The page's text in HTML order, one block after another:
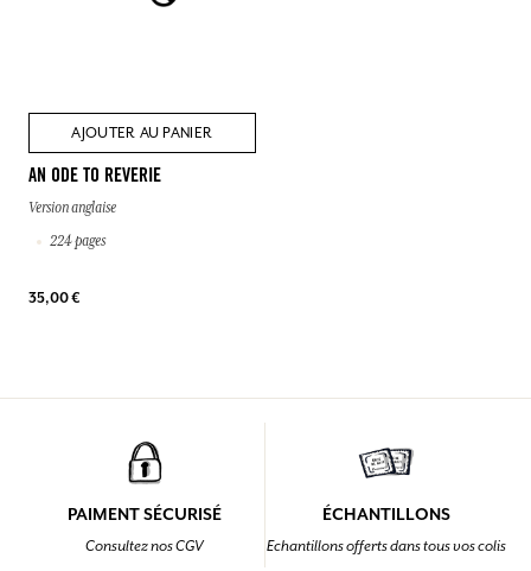
AJOUTER AU PANIER
AN ODE TO REVERIE
Version anglaise
224 pages
35,00 €
PAIMENT SÉCURISÉ
Consultez nos CGV
ÉCHANTILLONS
Echantillons offerts dans tous vos colis